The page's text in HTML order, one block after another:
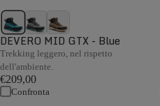
DEVERO MID GTX - Blue
Trekking leggero, nel rispetto
dell'ambiente.
€209,00
Confronta